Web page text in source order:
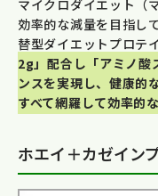
マイクロダイエット（
効率的な減量を目指し
替型ダイエットプロテ
2g」配合し「アミノ酸
ンスを実現し、健康的
すべて網羅して効率的
ホエイ＋カゼイン